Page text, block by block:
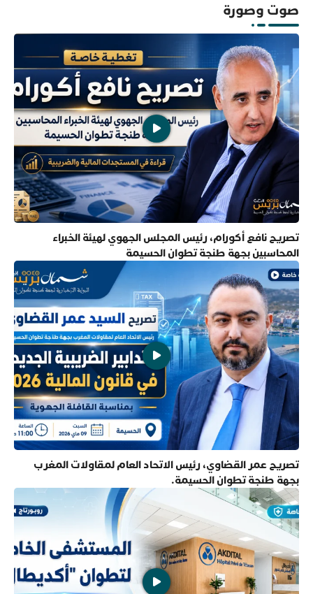
صوت وصورة
تصريح نافع أكورام، رئيس المجلس الجهوي لهيئة الخبراء
المحاسبين بجهة طنجة تطوان الحسيمة
تصريح عمر القضاوي، رئيس الاتحاد العام لمقاولات المغرب
بجهة طنجة تطوان الحسيمة.